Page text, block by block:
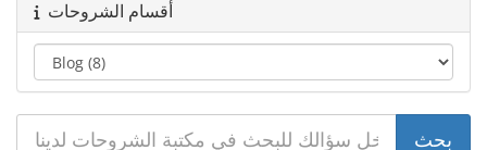
أقسام الشروحات